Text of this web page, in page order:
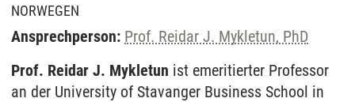
NORWEGEN
Ansprechperson: Prof. Reidar J. Mykletun, PhD
Prof. Reidar J. Mykletun ist emeritierter Professor
an der University of Stavanger Business School in